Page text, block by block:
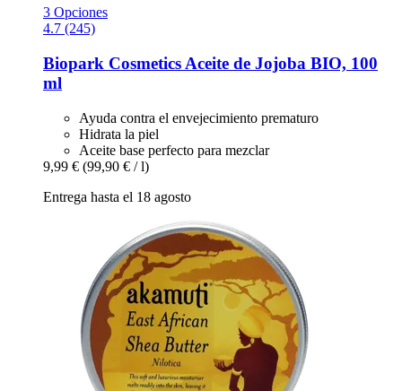
3 Opciones
4.7 (245)
Biopark Cosmetics Aceite de Jojoba BIO, 100
ml
Ayuda contra el envejecimiento prematuro
Hidrata la piel
Aceite base perfecto para mezclar
9,99 € (99,90 € / l)
Entrega hasta el 18 agosto